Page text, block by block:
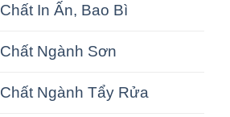
In Ấn, Bao Bì
Ngành Sơn
Ngành Tẩy Rửa